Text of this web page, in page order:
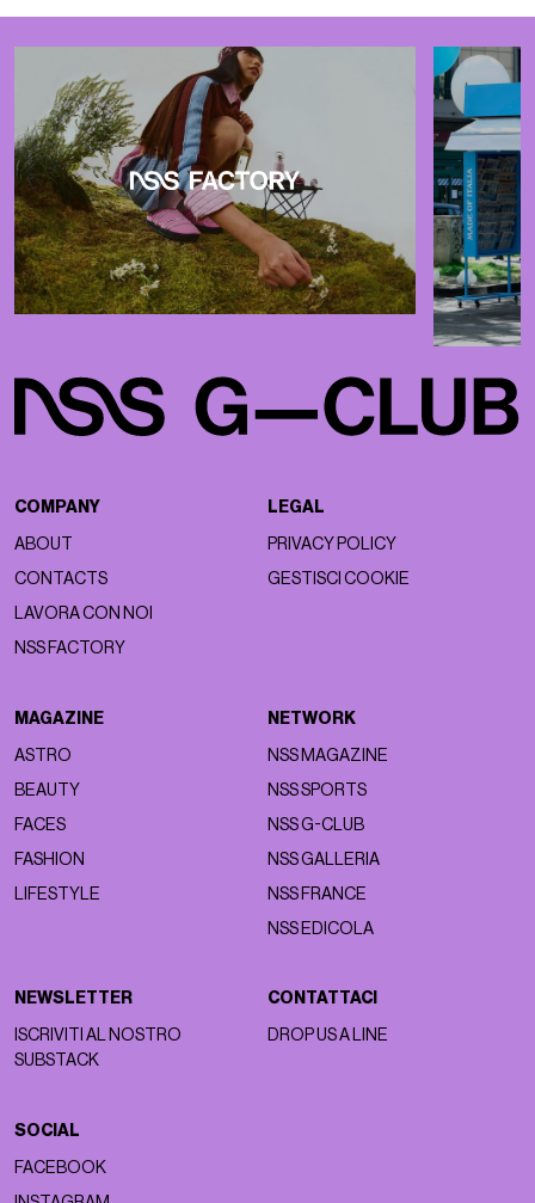
COMPANY
ABOUT
CONTACTS
LAVORA CON NOI
NSS FACTORY
LEGAL
PRIVACY POLICY
GESTISCI COOKIE
MAGAZINE
ASTRO
BEAUTY
FACES
FASHION
LIFESTYLE
NETWORK
NSS MAGAZINE
NSS SPORTS
NSS G-CLUB
NSS GALLERIA
NSS FRANCE
NSS EDICOLA
NEWSLETTER
ISCRIVITI AL NOSTRO
SUBSTACK
CONTATTACI
DROP US A LINE
SOCIAL
FACEBOOK